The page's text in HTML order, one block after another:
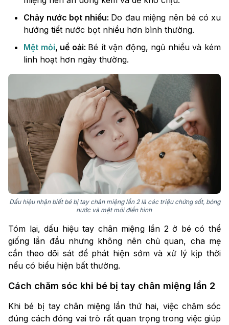
Chảy nước bọt nhiều: Do đau miệng nên bé có xu
hướng tiết nước bọt nhiều hơn bình thường.
Mệt mỏi, uể oải: Bé ít vận động, ngủ nhiều và kém
linh hoạt hơn ngày thường.
Dấu hiệu nhận biết bé bị tay chân miệng lần 2 là các triệu chứng sốt, bóng
nước và mệt mỏi điển hình
Tóm lại, dấu hiệu tay chân miệng lần 2 ở bé có thể
giống lần đầu nhưng không nên chủ quan, cha mẹ
cần theo dõi sát để phát hiện sớm và xử lý kịp thời
nếu có biểu hiện bất thường.
Cách chăm sóc khi bé bị tay chân miệng lần 2
Khi bé bị tay chân miệng lần thứ hai, việc chăm sóc
đúng cách đóng vai trò rất quan trọng trong việc giúp